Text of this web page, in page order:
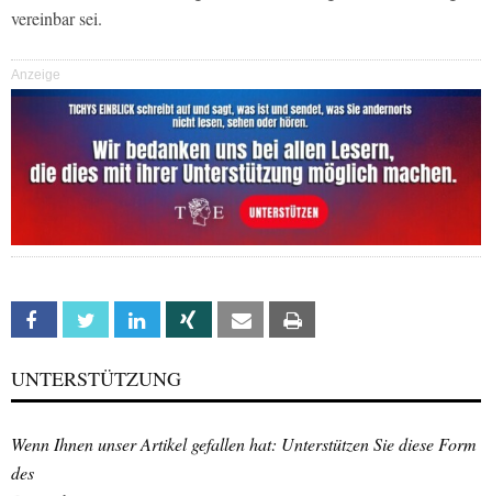
vereinbar sei.
Anzeige
Facebook Twitter Linkedin Xing Email
UNTERSTÜTZUNG
Wenn Ihnen unser Artikel gefallen hat: Unterstützen Sie diese Form
des